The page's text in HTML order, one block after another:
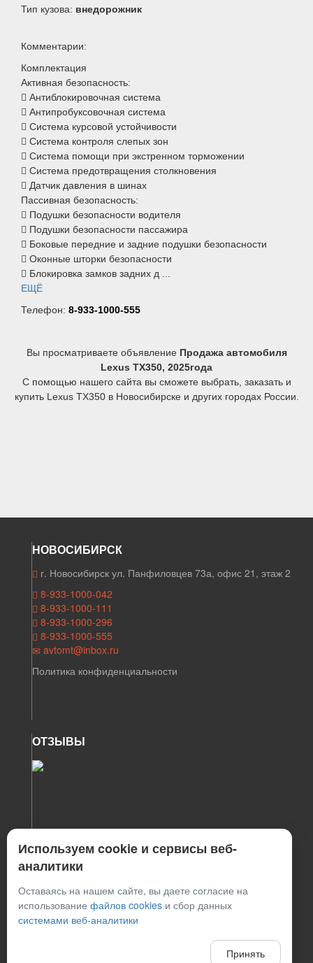
Тип кузова: внедорожник
Комментарии:
Комплектация
Активная безопасность:
 Антиблокировочная система
 Антипробуксовочная система
 Система курсовой устойчивости
 Система контроля слепых зон
 Система помощи при экстренном торможении
 Система предотвращения столкновения
 Датчик давления в шинах
Пассивная безопасность:
 Подушки безопасности водителя
 Подушки безопасности пассажира
 Боковые передние и задние подушки безопасности
 Оконные шторки безопасности
 Блокировка замков задних д ...
ЕЩЁ
Телефон: 8-933-1000-555
Вы просматриваете объявление Продажа автомобиля
Lexus TX350, 2025года
С помощью нашего сайта вы сможете выбрать, заказать и
купить Lexus TX350 в Новосибирске и других городах России.
Используем cookie и сервисы веб-
аналитики
Оставаясь на нашем сайте, вы даете согласие на
использование файлов cookies и сбор данных
системами веб-аналитики
Принять
НОВОСИБИРСК
г. Новосибирск ул. Панфиловцев 73а, офис 21, этаж 2
8-933-1000-042
8-933-1000-111
8-933-1000-296
8-933-1000-555
avtomt@inbox.ru
Политика конфиденциальности
ОТЗЫВЫ
Мыиспользуем файлы cookie
для персонализации сервисов и повышения удобства
пользования сайтом. Если вы не согласны на их